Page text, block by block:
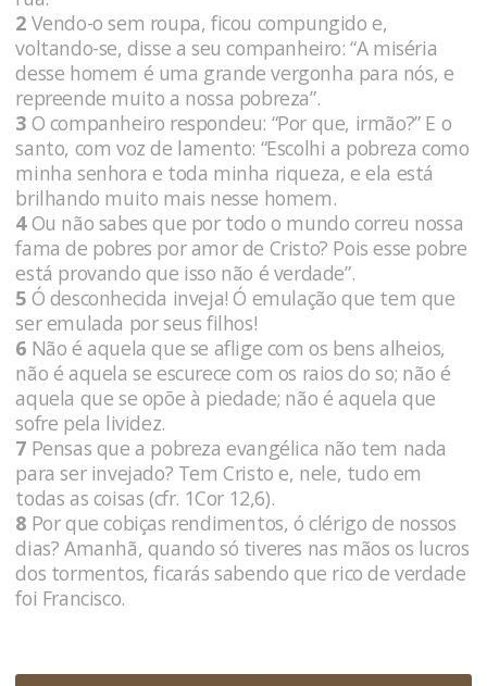
2 Vendo-o sem roupa, ficou compungido e,
voltando-se, disse a seu companheiro: “A miséria
desse homem é uma grande vergonha para nós, e
repreende muito a nossa pobreza”.
3 O companheiro respondeu: “Por que, irmão?” E o
santo, com voz de lamento: “Escolhi a pobreza como
minha senhora e toda minha riqueza, e ela está
brilhando muito mais nesse homem.
4Ou não sabes que por todo o mundo correu nossa
fama de pobres por amor de Cristo? Pois esse pobre
está provando que isso não é verdade”.
5 Ó desconhecida inveja! Ó emulação que tem que
ser emulada por seus filhos!
6 Não é aquela que se aflige com os bens alheios,
não é aquela se escurece com os raios do so; não é
aquela que se opõe à piedade; não é aquela que
sofre pela lividez.
7 Pensas que a pobreza evangélica não tem nada
para ser invejado? Tem Cristo e, nele, tudo em
todas as coisas (cfr. 1Cor 12,6).
8 Por que cobiças rendimentos, ó clérigo de nossos
dias? Amanhã, quando só tiveres nas mãos os lucros
dos tormentos, ficarás sabendo que rico de verdade
foi Francisco.